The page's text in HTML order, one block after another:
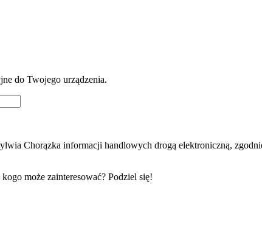
do Twojego urządzenia.
Chorązka informacji handlowych drogą elektroniczną,
może zainteresować? Podziel się!